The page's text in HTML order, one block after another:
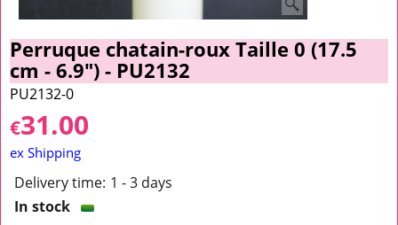
Perruque chatain-roux Taille 0 (17.5
cm - 6.9") - PU2132
PU2132-0
€31.00
ex Shipping
Delivery time: 1 - 3 days
In stock